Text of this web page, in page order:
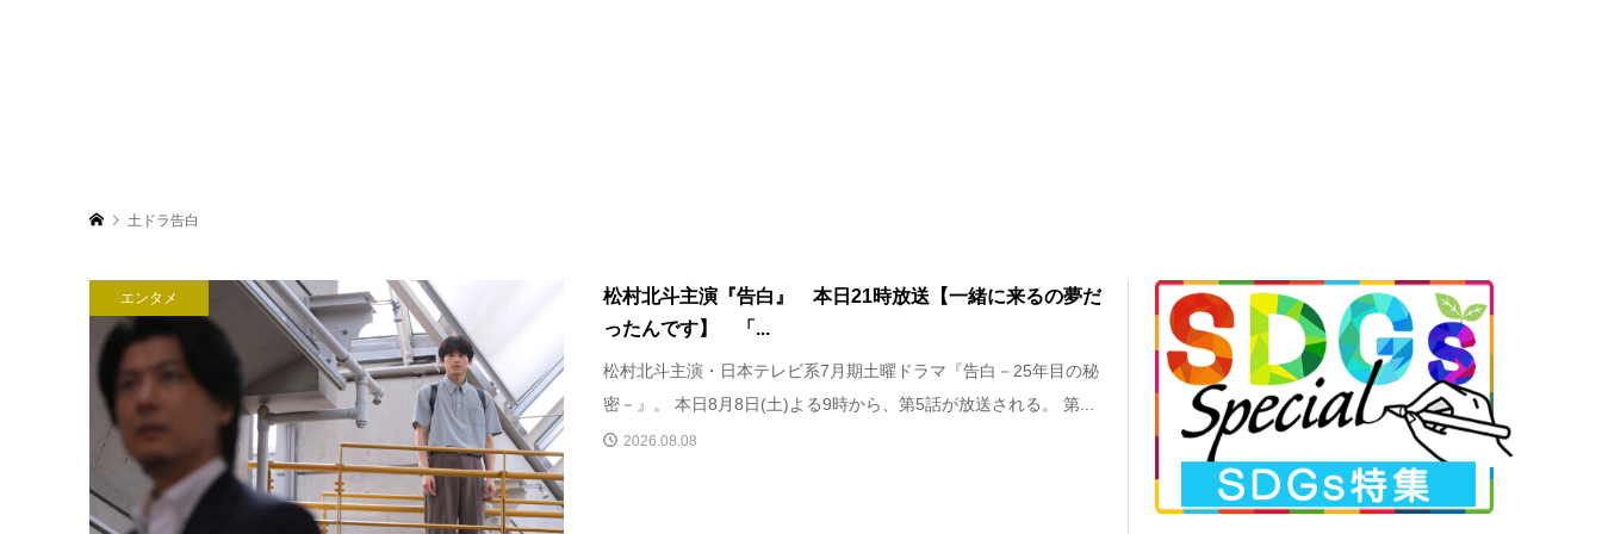
土ドラ告白
エンタメ
松村北斗主演『告白』 本日21時放送【一緒に来るの夢だ
ったんです】 「...
松村北斗主演・日本テレビ系7月期土曜ドラマ『告白－25年目の秘
密－』。 本日8月8日(土)よる9時から、第5話が放送される。 第...
2026.08.08